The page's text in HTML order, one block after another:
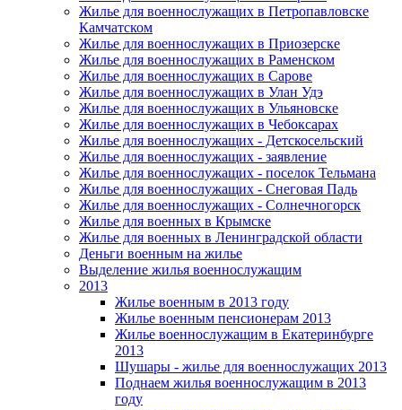
Жилье для военнослужащих в Петропавловске
Камчатском
Жилье для военнослужащих в Приозерске
Жилье для военнослужащих в Раменском
Жилье для военнослужащих в Сарове
Жилье для военнослужащих в Улан Удэ
Жилье для военнослужащих в Ульяновске
Жилье для военнослужащих в Чебоксарах
Жилье для военнослужащих - Детскосельский
Жилье для военнослужащих - заявление
Жилье для военнослужащих - поселок Тельмана
Жилье для военнослужащих - Снеговая Падь
Жилье для военнослужащих - Солнечногорск
Жилье для военных в Крымске
Жилье для военных в Ленинградской области
Деньги военным на жилье
Выделение жилья военнослужащим
2013
Жилье военным в 2013 году
Жилье военным пенсионерам 2013
Жилье военнослужащим в Екатеринбурге
2013
Шушары - жилье для военнослужащих 2013
Поднаем жилья военнослужащим в 2013
году